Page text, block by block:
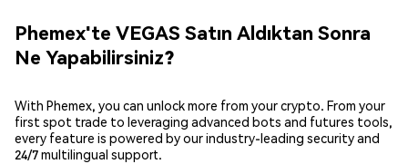
Phemex'te VEGAS Satın Aldıktan Sonra
Ne Yapabilirsiniz?
With Phemex, you can unlock more from your crypto. From your
first spot trade to leveraging advanced bots and futures tools,
every feature is powered by our industry-leading security and
24/7 multilingual support.